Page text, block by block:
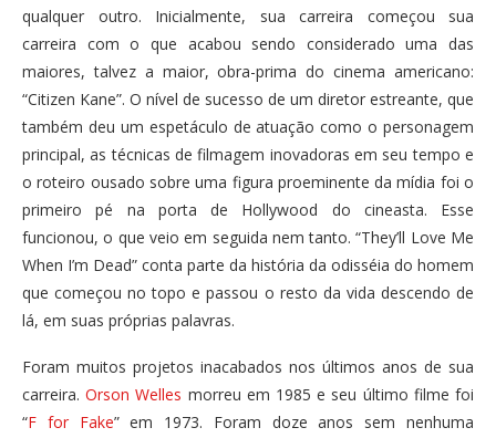
qualquer outro. Inicialmente, sua carreira começou sua
carreira com o que acabou sendo considerado uma das
maiores, talvez a maior, obra-prima do cinema americano:
“Citizen Kane”. O nível de sucesso de um diretor estreante, que
também deu um espetáculo de atuação como o personagem
principal, as técnicas de filmagem inovadoras em seu tempo e
o roteiro ousado sobre uma figura proeminente da mídia foi o
primeiro pé na porta de Hollywood do cineasta. Esse
funcionou, o que veio em seguida nem tanto. “They’ll Love Me
When I’m Dead” conta parte da história da odisséia do homem
que começou no topo e passou o resto da vida descendo de
lá, em suas próprias palavras.
Foram muitos projetos inacabados nos últimos anos de sua
carreira.Orson Welles morreu em 1985 e seu último filme foi
“F for Fake” em 1973. Foram doze anos sem nenhuma